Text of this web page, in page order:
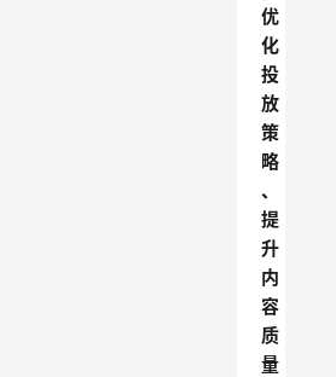
优
化
投
放
策
略
、
提
升
内
容
质
量